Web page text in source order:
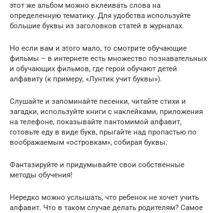
этот же альбом можно вклеивать слова на
определенную тематику. Для удобства используйте
большие буквы из заголовков статей в журналах.
Но если вам и этого мало, то смотрите обучающие
фильмы – в интернете есть множество познавательных
и обучающих фильмов, где герои обучают детей
алфавиту (к примеру, «Лунтик учит буквы»).
Слушайте и запоминайте песенки, читайте стихи и
загадки, используйте книги с наклейками, приложения
на телефоне, показывайте пантомимой алфавит,
готовьте еду в виде букв, прыгайте над пропастью по
воображаемым «островкам», собирая буквы.
Фантазируйте и придумывайте свои собственные
методы обучения!
Нередко можно услышать, что ребенок не хочет учить
алфавит. Что в таком случае делать родителям? Самое